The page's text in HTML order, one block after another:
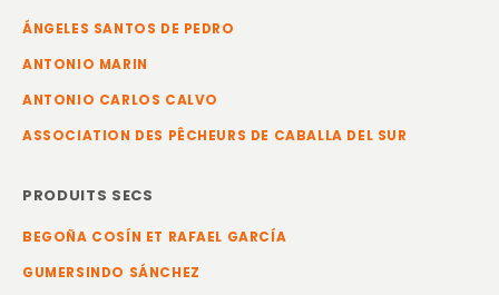
ÁNGELES SANTOS DE PEDRO
ANTONIO MARIN
ANTONIO CARLOS CALVO
ASSOCIATION DES PÊCHEURS DE CABALLA DEL SUR
PRODUITS SECS
BEGOÑA COSÍN ET RAFAEL GARCÍA
GUMERSINDO SÁNCHEZ